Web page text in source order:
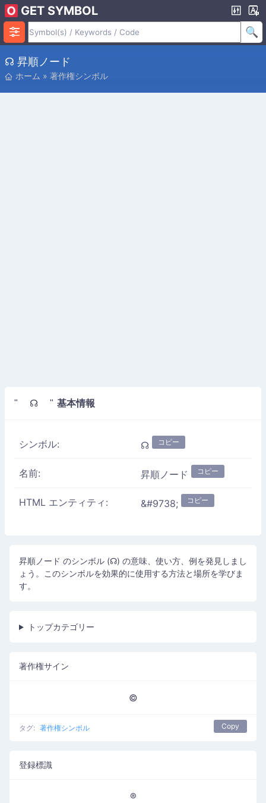
GET SYMBOL
☊ 昇順ノード
ホーム » 著作権シンボル
" ☊ " 基本情報
シンボル: ☊ コピー
名前: 昇順ノード コピー
HTML エンティティ: &#9738; コピー
昇順ノード のシンボル (☊) の意味、使い方、例を発見しまし
ょう。このシンボルを効果的に使用する方法と場所を学びま
す。
トップカテゴリー
著作権サイン
©
タグ: 著作権シンボル Copy
登録標識
®